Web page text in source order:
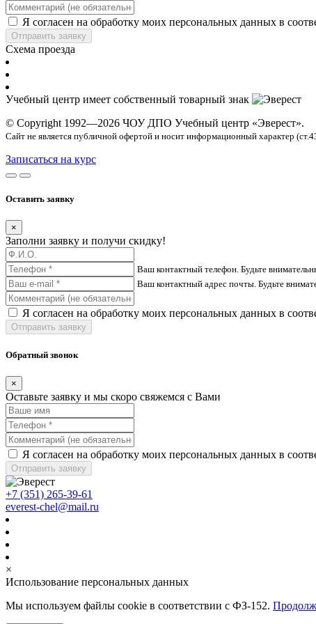
Я согласен на обработку моих персональных данных в
Отправить заявку
Схема проезда
Учебный центр имеет собственный товарный знак
© Copyright 1992—2026 ЧОУ ДПО Учебный центр «Эверест».
Сайт не является публичной офертой и носит информационный характер
Записаться на курс
Оставить заявку
×
Заполни заявку и получи скидку!
Ваш контактный телефон. Будьте
Ваш контактный адрес почты. Будьте
Я согласен на обработку моих персональных данных в
Отправить заявку
Обратный звонок
×
Оставьте заявку и мы скоро свяжемся с Вами
Я согласен на обработку моих персональных данных в
Отправить заявку
+7 (351) 265-39-61
everest-chel@mail.ru
×
Использование персональных данных
Мы используем файлы cookie в соответствии с ФЗ-152.